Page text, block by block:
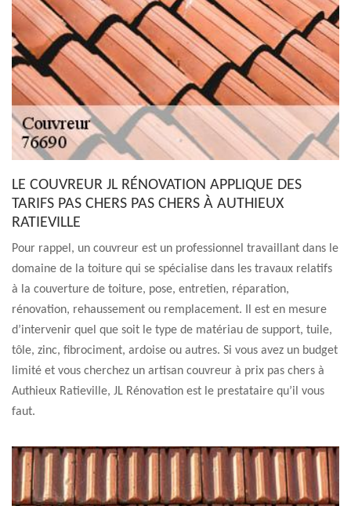
LE COUVREUR JL RÉNOVATION APPLIQUE DES
TARIFS PAS CHERS PAS CHERS À AUTHIEUX
RATIEVILLE
Pour rappel, un couvreur est un professionnel travaillant dans le
domaine de la toiture qui se spécialise dans les travaux relatifs
à la couverture de toiture, pose, entretien, réparation,
rénovation, rehaussement ou remplacement. Il est en mesure
d’intervenir quel que soit le type de matériau de support, tuile,
tôle, zinc, fibrociment, ardoise ou autres. Si vous avez un budget
limité et vous cherchez un artisan couvreur à prix pas chers à
Authieux Ratieville, JL Rénovation est le prestataire qu’il vous
faut.